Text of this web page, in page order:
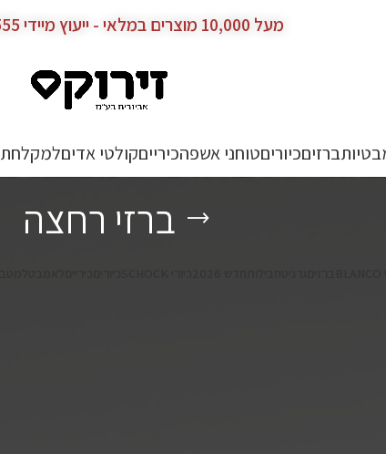
מעל 10,000 מוצרים במלאי - ייעוץ מיידי 050-640-8555
ברזיםכיוריםטוחני אשפהכירייםקולטי אדיםלמקלחת
ברזי רחצה